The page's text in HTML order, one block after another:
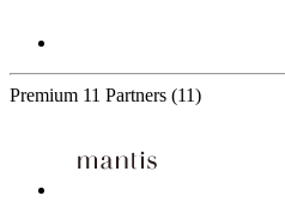
Premium 11 Partners (11)